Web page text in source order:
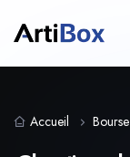
Accueil